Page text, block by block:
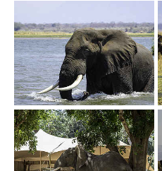
Show larger version